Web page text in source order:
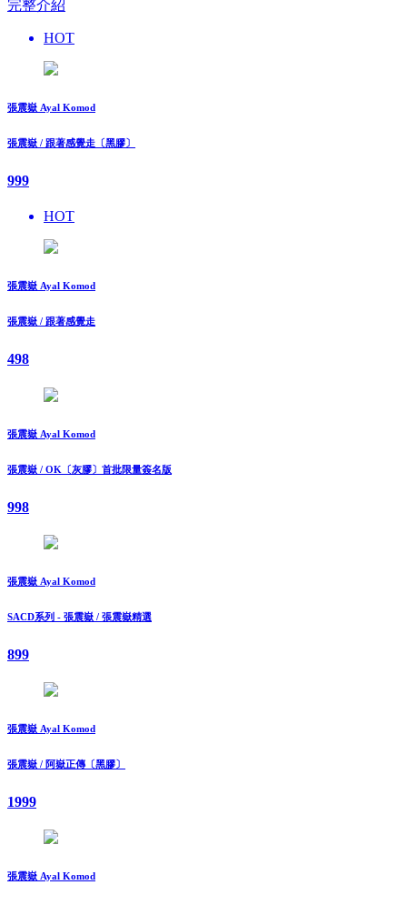
完整介紹
HOT
張震嶽 Ayal Komod
張震嶽 / 跟著感覺走〔黑膠〕
999
HOT
張震嶽 Ayal Komod
張震嶽 / 跟著感覺走
498
張震嶽 Ayal Komod
張震嶽 / OK〔灰膠〕首批限量簽名版
998
張震嶽 Ayal Komod
SACD系列 - 張震嶽 / 張震嶽精選
899
張震嶽 Ayal Komod
張震嶽 / 阿嶽正傳〔黑膠〕
1999
張震嶽 Ayal Komod